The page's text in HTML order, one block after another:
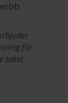
för
taket.